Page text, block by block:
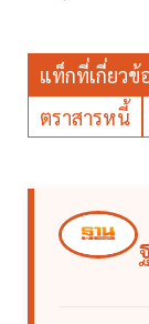
แท็กที่เกี่ยวข้
ตราสารหนี้